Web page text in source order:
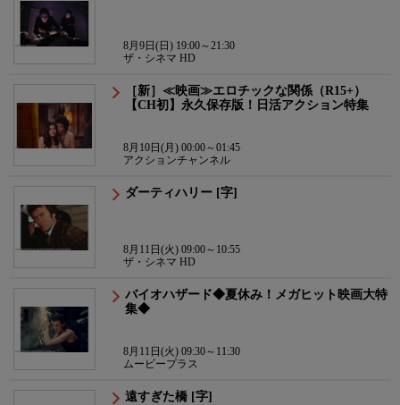
8月9日(日) 19:00～21:30
ザ・シネマ HD
［新］≪映画≫エロチックな関係（R15+）
【CH初】永久保存版！日活アクション特集
8月10日(月) 00:00～01:45
アクションチャンネル
ダーティハリー [字]
8月11日(火) 09:00～10:55
ザ・シネマ HD
バイオハザード◆夏休み！メガヒット映画大特
集◆
8月11日(火) 09:30～11:30
ムービープラス
遠すぎた橋 [字]